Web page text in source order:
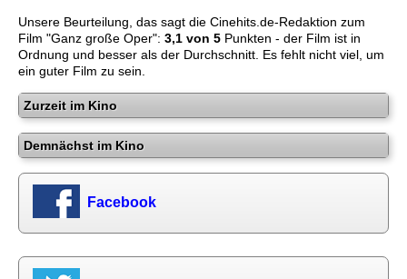
Unsere Beurteilung, das sagt die Cinehits.de-Redaktion zum
Film "Ganz große Oper": 3,1 von 5 Punkten - der Film ist in
Ordnung und besser als der Durchschnitt. Es fehlt nicht viel, um
ein guter Film zu sein.
Zurzeit im Kino
Demnächst im Kino
Facebook